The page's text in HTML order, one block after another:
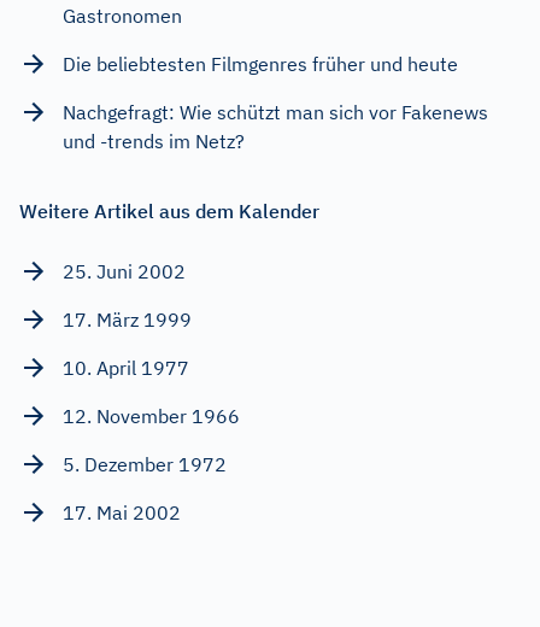
Gastronomen
Die beliebtesten Filmgenres früher und heute
Nachgefragt: Wie schützt man sich vor Fakenews
und -trends im Netz?
Weitere Artikel aus dem Kalender
25. Juni 2002
17. März 1999
10. April 1977
12. November 1966
5. Dezember 1972
17. Mai 2002